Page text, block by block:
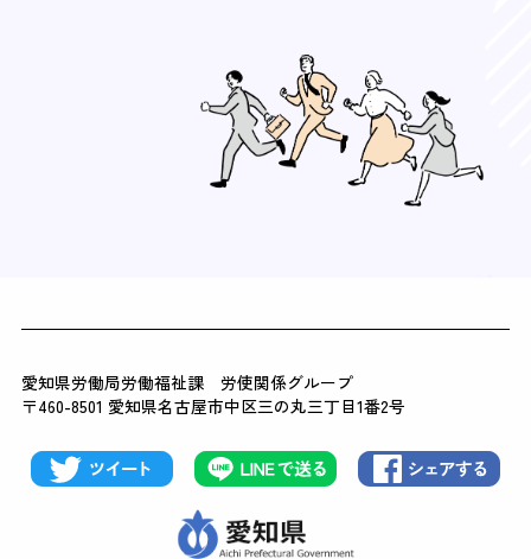
愛知県労働局労働福祉課 労使関係グループ
〒460-8501 愛知県名古屋市中区三の丸三丁目1番2号